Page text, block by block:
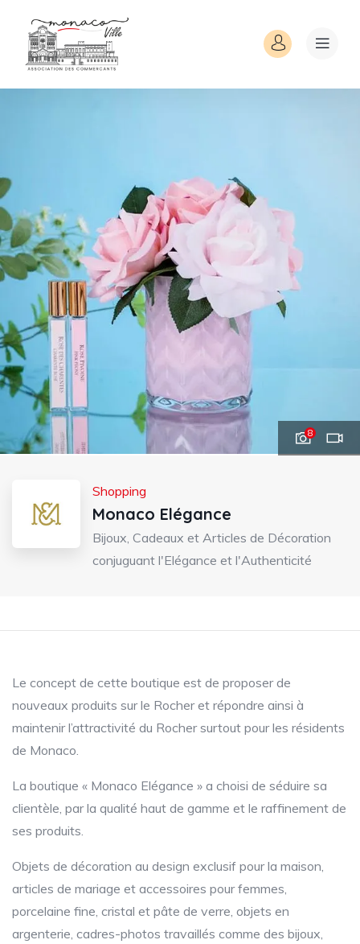
8
Shopping
Monaco Elégance
Bijoux, Cadeaux et Articles de Décoration
conjuguant l'Elégance et l'Authenticité
Le concept de cette boutique est de proposer de
nouveaux produits sur le Rocher et répondre ainsi à
maintenir l’attractivité du Rocher surtout pour les résidents
de Monaco.
La boutique « Monaco Elégance » a choisi de séduire sa
clientèle, par la qualité haut de gamme et le raffinement de
ses produits.
Objets de décoration au design exclusif pour la maison,
articles de mariage et accessoires pour femmes,
porcelaine fine, cristal et pâte de verre, objets en
argenterie, cadres-photos travaillés comme des bijoux,